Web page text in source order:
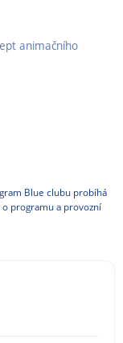
animačního
Blue clubu probíhá
programu a provozní